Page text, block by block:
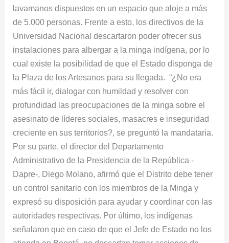
lavamanos dispuestos en un espacio que aloje a más
de 5.000 personas. Frente a esto, los directivos de la
Universidad Nacional descartaron poder ofrecer sus
instalaciones para albergar a la minga indígena, por lo
cual existe la posibilidad de que el Estado disponga de
la Plaza de los Artesanos para su llegada. “¿No era
más fácil ir, dialogar con humildad y resolver con
profundidad las preocupaciones de la minga sobre el
asesinato de líderes sociales, masacres e inseguridad
creciente en sus territorios?, se preguntó la mandataria.
Por su parte, el director del Departamento
Administrativo de la Presidencia de la República -
Dapre-, Diego Molano, afirmó que el Distrito debe tener
un control sanitario con los miembros de la Minga y
expresó su disposición para ayudar y coordinar con las
autoridades respectivas. Por último, los indígenas
señalaron que en caso de que el Jefe de Estado no los